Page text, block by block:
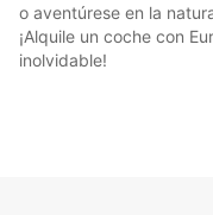
o aventúrese en la
¡Alquile un coche con
inolvidable!